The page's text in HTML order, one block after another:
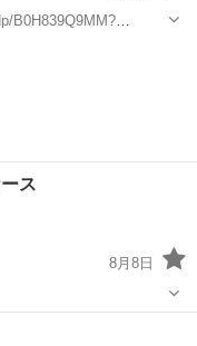
ス
8月8日
サリー